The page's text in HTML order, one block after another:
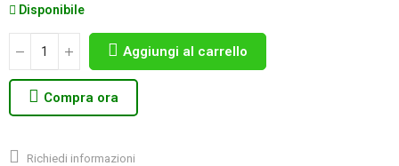
Disponibile
Aggiungi al carrello
Compra ora
Richiedi informazioni